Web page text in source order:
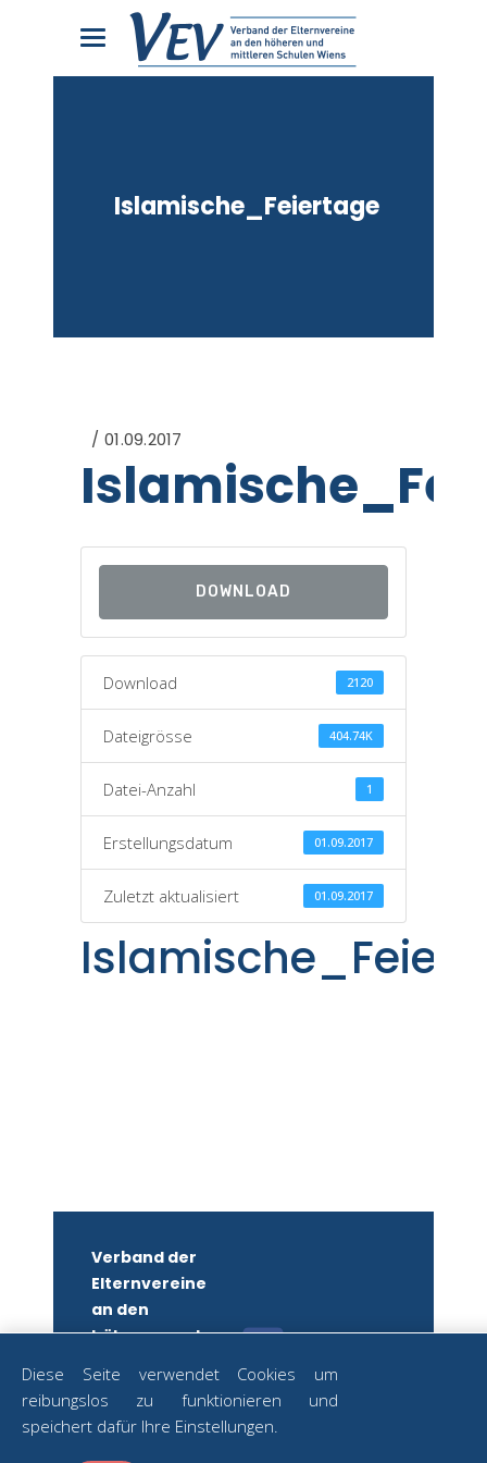
Islamische_Feiertage
01.09.2017
DOWNLOAD
Download 2120
Dateigrösse 404.74K
Datei-Anzahl 1
Erstellungsdatum 01.09.2017
Zuletzt aktualisiert 01.09.2017
Verband der
Elternvereine
an den
höheren und
Diese Seite verwendet Cookies um
reibungslos zu funktionieren und
speichert dafür Ihre Einstellungen.